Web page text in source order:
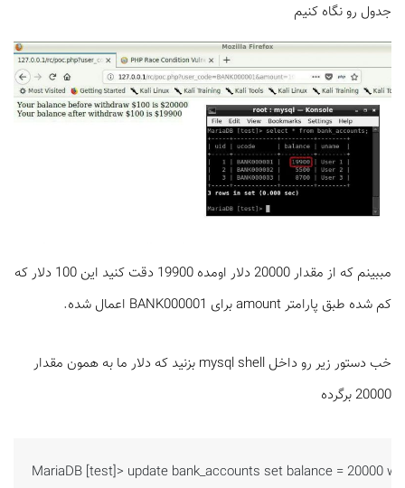
جدول رو نگاه کنیم
مببینم که از مقدار 20000 دلار اومده 19900 دقت کنید این 100 دلار که
کم شده طبق پارامتر amount برای BANK000001 اعمال شده.
خب دستور زیر رو داخل mysql shell بزنید که دلار ما به همون مقدار
20000 برگرده
MariaDB [test]> update bank_accounts set balance = 20000